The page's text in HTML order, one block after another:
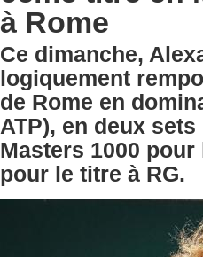
à Rome
Ce dimanche,
logiquement
de Rome en
ATP), en deux
Masters 1000
pour le titre à RG.